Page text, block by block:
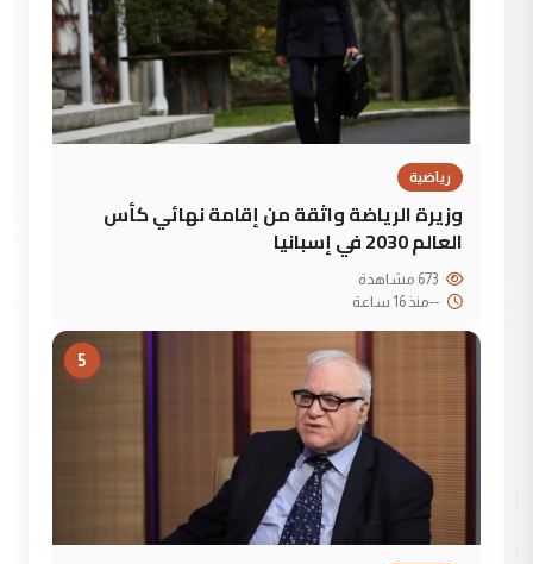
رياضية
وزيرة الرياضة واثقة من إقامة نهائي كأس
العالم 2030 في إسبانيا
--منذ 16 ساعة
5